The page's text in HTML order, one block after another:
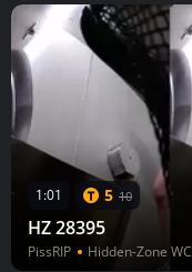
1:01 5 10
HZ 28395
PissRIP Hidden-Zone WC